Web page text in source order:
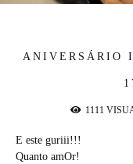
ANIVERSÁRIO
1111
E este guriii!!!
Quanto amOr!